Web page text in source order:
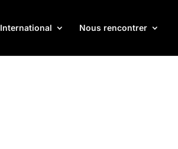
International Nous rencontrer